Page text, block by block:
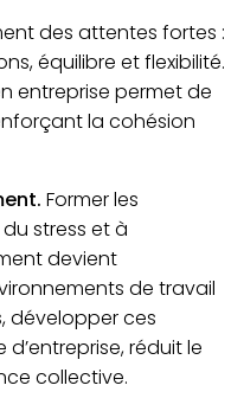
des attentes fortes :
équilibre et flexibilité.
entreprise permet de
la cohésion
Former les
stress et à
devient
de travail
développer ces
réduit le
collective.